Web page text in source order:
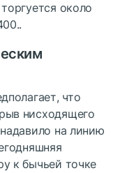
около
что
нисходящего
на линию
к бычьей точке